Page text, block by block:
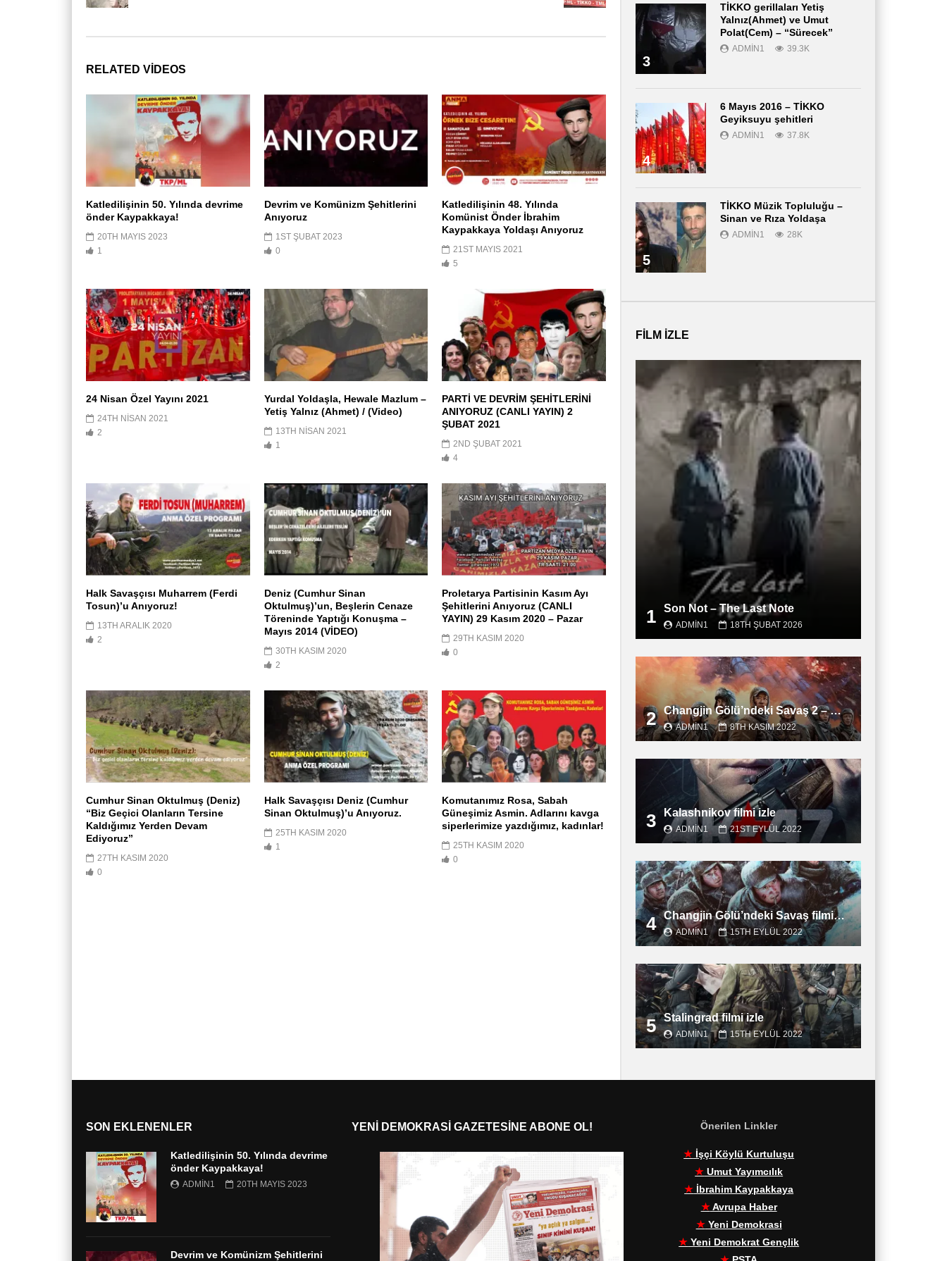
RELATED VIDEOS
Katledilişinin 50. Yılında devrime
önder Kaypakkaya!
20TH MAYIS 2023
1
Devrim ve Komünizm Şehitlerini
Anıyoruz
1ST ŞUBAT 2023
0
Katledilişinin 48. Yılında
Komünist Önder İbrahim
Kaypakkaya Yoldaşı Anıyoruz
21ST MAYIS 2021
5
24 Nisan Özel Yayını 2021
24TH NISAN 2021
2
Yurdal Yoldaşla, Hewale Mazlum –
Yetiş Yalnız (Ahmet) / (Video)
13TH NISAN 2021
1
PARTİ VE DEVRİM ŞEHİTLERİNİ
ANIYORUZ (CANLI YAYIN) 2
ŞUBAT 2021
2ND ŞUBAT 2021
4
Halk Savaşçısı Muharrem (Ferdi
Tosun)’u Anıyoruz!
13TH ARALIK 2020
2
Deniz (Cumhur Sinan
Oktulmuş)’un, Beşlerin Cenaze
Töreninde Yaptığı Konuşma –
Mayıs 2014 (VİDEO)
30TH KASIM 2020
2
Proletarya Partisinin Kasım Ayı
Şehitlerini Anıyoruz (CANLI
YAYIN) 29 Kasım 2020 – Pazar
29TH KASIM 2020
0
Cumhur Sinan Oktulmuş (Deniz)
“Biz Geçici Olanların Tersine
Kaldığımız Yerden Devam
Ediyoruz”
27TH KASIM 2020
0
Halk Savaşçısı Deniz (Cumhur
Sinan Oktulmuş)’u Anıyoruz.
25TH KASIM 2020
1
Komutanımız Rosa, Sabah
Güneşimiz Asmin. Adlarını kavga
siperlerimize yazdığımız, kadınlar!
25TH KASIM 2020
0
3
TİKKO gerillaları Yetiş
Yalnız(Ahmet) ve Umut
Polat(Cem) – “Sürecek”
ADMIN1 39.3K
4
6 Mayıs 2016 – TİKKO
Geyiksuyu şehitleri
ADMIN1 37.8K
5
TİKKO Müzik Topluluğu –
Sinan ve Rıza Yoldaşa
ADMIN1 28K
FILM IZLE
1 Son Not – The Last Note
ADMIN1 18TH ŞUBAT 2026
2 Changjin Gölü’ndeki Savaş 2 – Water Gate Bridge filmini izle
ADMIN1 8TH KASIM 2022
3 Kalashnikov filmi izle
ADMIN1 21ST EYLÜL 2022
4 Changjin Gölü’ndeki Savaş filmini izle
ADMIN1 15TH EYLÜL 2022
5 Stalingrad filmi izle
ADMIN1 15TH EYLÜL 2022
SON EKLENENLER
Katledilişinin 50. Yılında devrime
önder Kaypakkaya!
ADMIN1 20TH MAYIS 2023
Devrim ve Komünizm Şehitlerini
YENI DEMOKRASI GAZETESINE ABONE OL! Önerilen Linkler
★ İşçi Köylü Kurtuluşu
★ Umut Yayımcılık
★ İbrahim Kaypakkaya
★Avrupa Haber
★Yeni Demokrasi
★ Yeni Demokrat Gençlik